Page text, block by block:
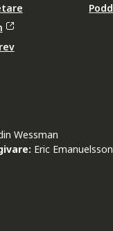
Podd
Wessman
Eric Emanuelsson